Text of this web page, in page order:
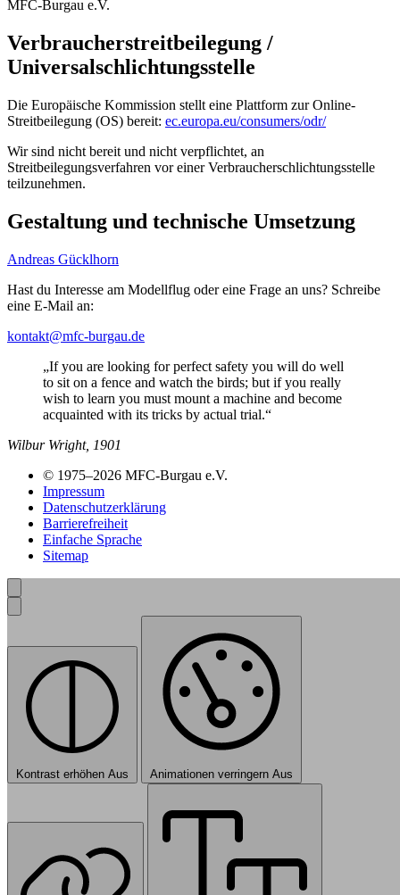
MFC-Burgau e.V.
Verbraucherstreitbeilegung /
Universalschlichtungsstelle
Die Europäische Kommission stellt eine Plattform zur Online-
Streitbeilegung (OS) bereit: ec.europa.eu/consumers/odr/
Wir sind nicht bereit und nicht verpflichtet, an
Streitbeilegungsverfahren vor einer Verbraucherschlichtungsstelle
teilzunehmen.
Gestaltung und technische Umsetzung
Andreas Gücklhorn
Hast du Interesse am Modellflug oder eine Frage an uns? Schreibe
eine E-Mail an:
kontakt@mfc-burgau.de
„If you are looking for perfect safety you will do well
to sit on a fence and watch the birds; but if you really
wish to learn you must mount a machine and become
acquainted with its tricks by actual trial.“
Wilbur Wright, 1901
© 1975–2026 MFC-Burgau e.V.
Impressum
Datenschutzerklärung
Barrierefreiheit
Einfache Sprache
Sitemap
Kontrast erhöhen Aus Animationen verringern Aus